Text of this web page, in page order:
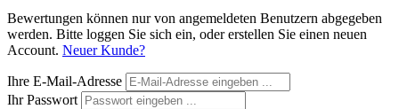
Bewertungen können nur von angemeldeten Benutzern abgegeben
werden. Bitte loggen Sie sich ein, oder erstellen Sie einen neuen
Account. Neuer Kunde?
Ihre E-Mail-Adresse
Ihr Passwort